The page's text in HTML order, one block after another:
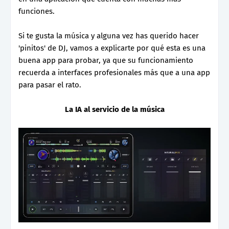
funciones.
Si te gusta la música y alguna vez has querido hacer
'pinitos' de DJ, vamos a explicarte por qué esta es una
buena app para probar, ya que su funcionamiento
recuerda a interfaces profesionales más que a una app
para pasar el rato.
La IA al servicio de la música